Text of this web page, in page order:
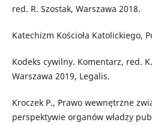
red. R. Szostak, Warszawa 2018.
Katechizm Kościoła Katolickiego,
Kodeks cywilny. Komentarz, red.
Warszawa 2019, Legalis.
Kroczek P., Prawo wewnętrzne
perspektywie organów władzy